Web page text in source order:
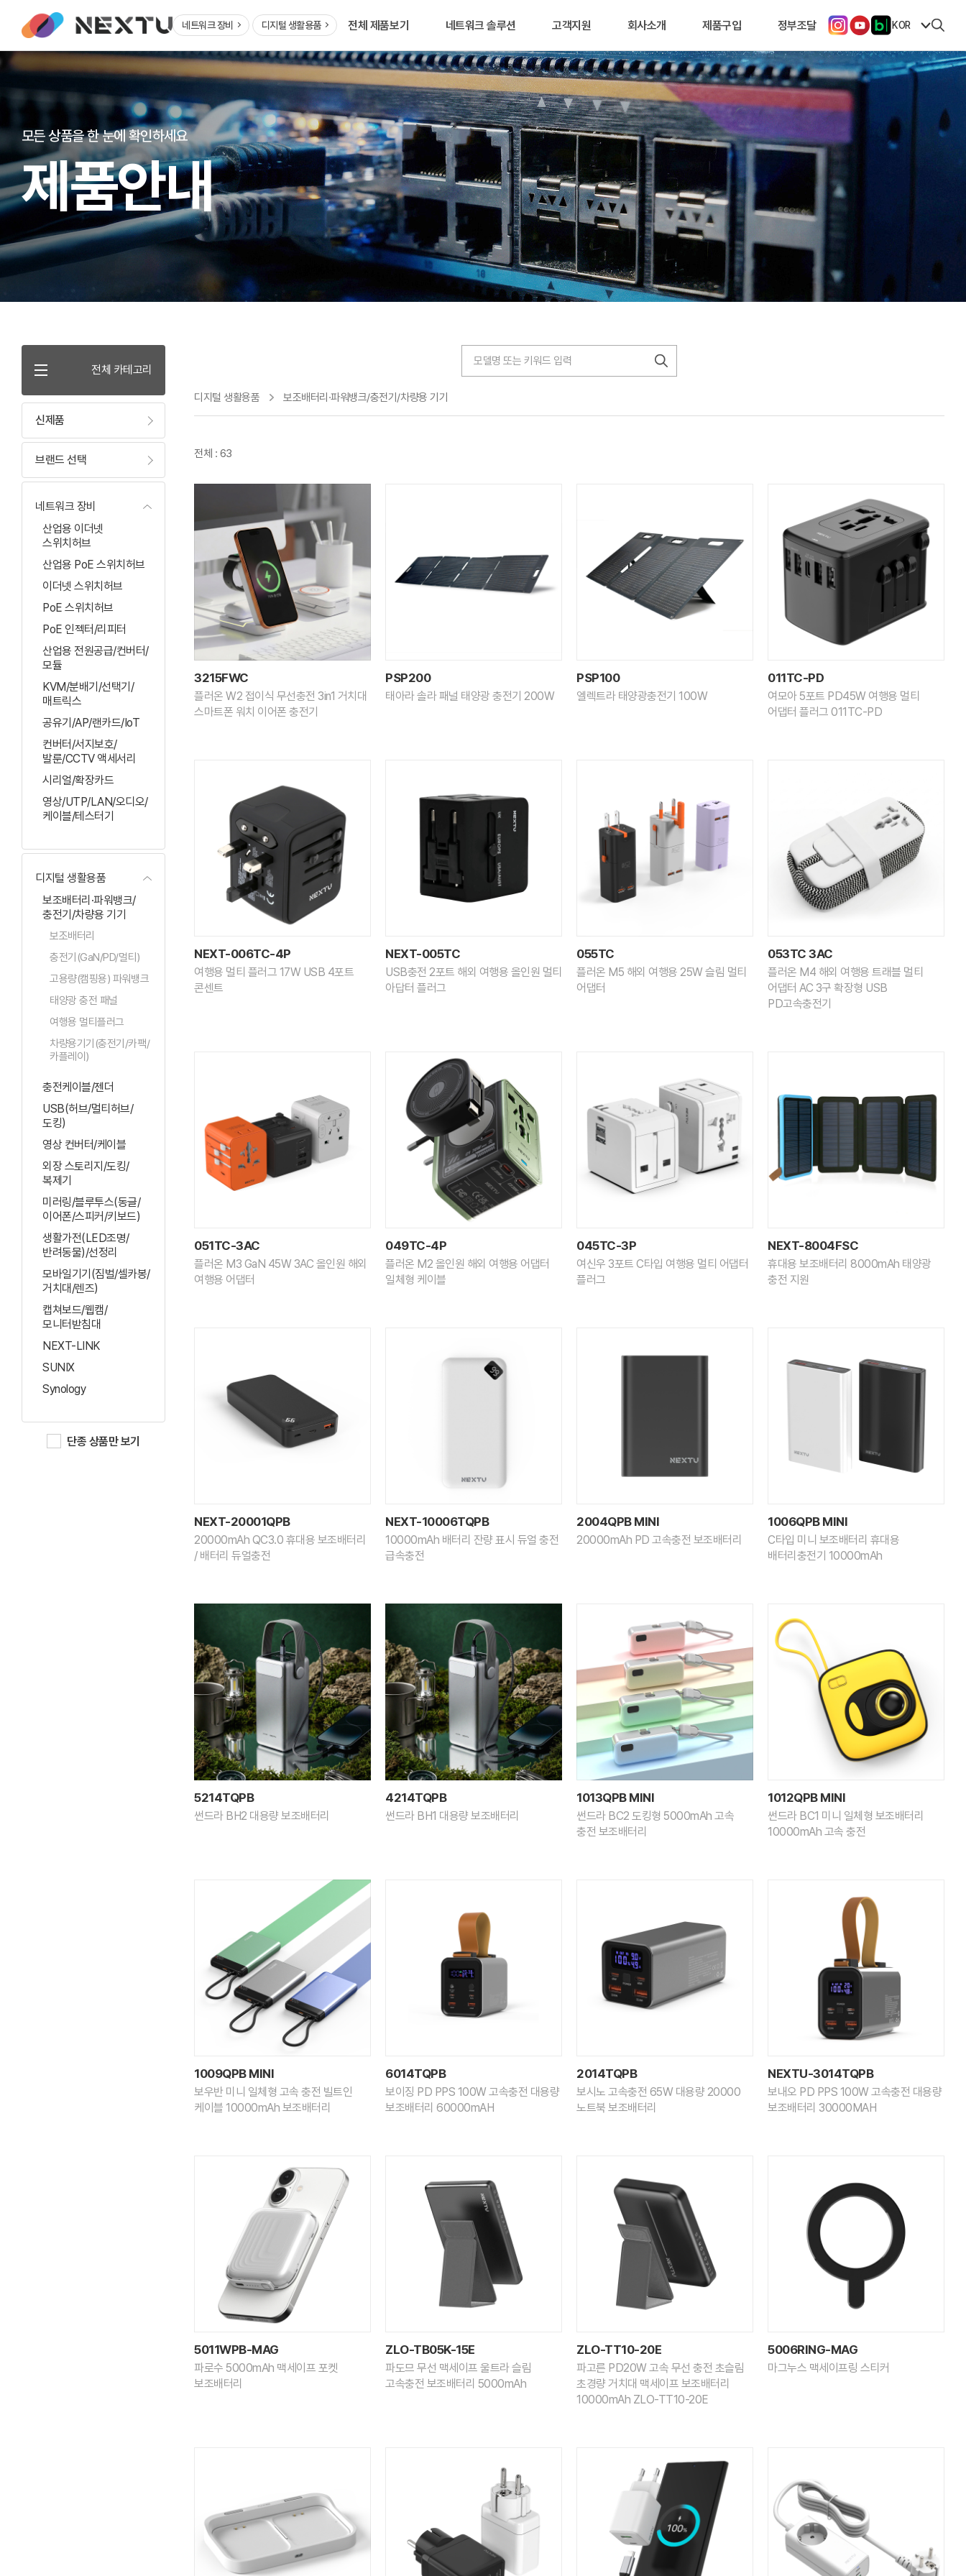
네트워크 장비 디지털 생활용품 전체 제품보기 네트워크 솔루션 고객지원 회사소개 제품구입 정부조달 KOR
모든 상품을 한 눈에 확인하세요
제품안내
전체 카테고리
신제품
브랜드 선택
네트워크 장비
산업용 이더넷
스위치허브
산업용 PoE 스위치허브
이더넷 스위치허브
PoE 스위치허브
PoE 인젝터/리피터
산업용 전원공급/컨버터/
모듈
KVM/분배기/선택기/
매트릭스
공유기/AP/랜카드/IoT
컨버터/서지보호/
발룬/CCTV 액세서리
시리얼/확장카드
영상/UTP/LAN/오디오/
케이블/테스터기
디지털 생활용품
보조배터리·파워뱅크/
충전기/차량용 기기
보조배터리
충전기(GaN/PD/멀티)
고용량(캠핑용) 파워뱅크
태양광 충전 패널
여행용 멀티플러그
차량용기기(충전기/카팩/
카플레이)
충전케이블/젠더
USB(허브/멀티허브/
도킹)
영상 컨버터/케이블
외장 스토리지/도킹/
복제기
미러링/블루투스(동글/
이어폰/스피커/키보드)
생활가전(LED조명/
반려동물)/선정리
모바일기기(짐벌/셀카봉/
거치대/렌즈)
캡쳐보드/웹캠/
모니터받침대
NEXT-LINK
SUNIX
Synology
단종 상품만 보기
디지털 생활용품 보조배터리·파워뱅크/충전기/차량용 기기
전체 : 63
3215FWC
플러온 W2 접이식 무선충전 3in1 거치대
스마트폰 워치 이어폰 충전기
PSP200
태아라 솔라 패널 태양광 충전기 200W
PSP100
엘렉트라 태양광충전기 100W
011TC-PD
여모아 5포트 PD45W 여행용 멀티
어댑터 플러그 011TC-PD
NEXT-006TC-4P
여행용 멀티 플러그 17W USB 4포트
콘센트
NEXT-005TC
USB충전 2포트 해외 여행용 올인원 멀티
아답터 플러그
055TC
플러온 M5 해외 여행용 25W 슬림 멀티
어댑터
053TC 3AC
플러온 M4 해외 여행용 트래블 멀티
어댑터 AC 3구 확장형 USB
PD고속충전기
051TC-3AC
플러온 M3 GaN 45W 3AC 올인원 해외
여행용 어댑터
049TC-4P
플러온 M2 올인원 해외 여행용 어댑터
일체형 케이블
045TC-3P
여신우 3포트 C타입 여행용 멀티 어댑터
플러그
NEXT-8004FSC
휴대용 보조배터리 8000mAh 태양광
충전 지원
NEXT-20001QPB
20000mAh QC3.0 휴대용 보조배터리
/ 배터리 듀얼충전
NEXT-10006TQPB
10000mAh 배터리 잔량 표시 듀얼 충전
급속충전
2004QPB MINI
20000mAh PD 고속충전 보조배터리
1006QPB MINI
C타입 미니 보조배터리 휴대용
배터리충전기 10000mAh
5214TQPB
썬드라 BH2 대용량 보조배터리
4214TQPB
썬드라 BH1 대용량 보조배터리
1013QPB MINI
썬드라 BC2 도킹형 5000mAh 고속
충전 보조배터리
1012QPB MINI
썬드라 BC1 미니 일체형 보조배터리
10000mAh 고속 충전
1009QPB MINI
보우반 미니 일체형 고속 충전 빌트인
케이블 10000mAh 보조배터리
6014TQPB
보이징 PD PPS 100W 고속충전 대용량
보조배터리 60000mAH
2014TQPB
보시노 고속충전 65W 대용량 20000
노트북 보조배터리
NEXTU-3014TQPB
보내오 PD PPS 100W 고속충전 대용량
보조배터리 30000MAH
5011WPB-MAG
파로수 5000mAh 맥세이프 포켓
보조배터리
ZLO-TB05K-15E
파도므 무선 맥세이프 울트라 슬림
고속충전 보조배터리 5000mAh
ZLO-TT10-20E
파고른 PD20W 고속 무선 충전 초슬림
초경량 거치대 맥세이프 보조배터리
10000mAh ZLO-TT10-20E
5006RING-MAG
마그누스 맥세이프링 스티커